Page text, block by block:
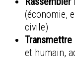
(économie,
civile)
Transmettre
et humain,